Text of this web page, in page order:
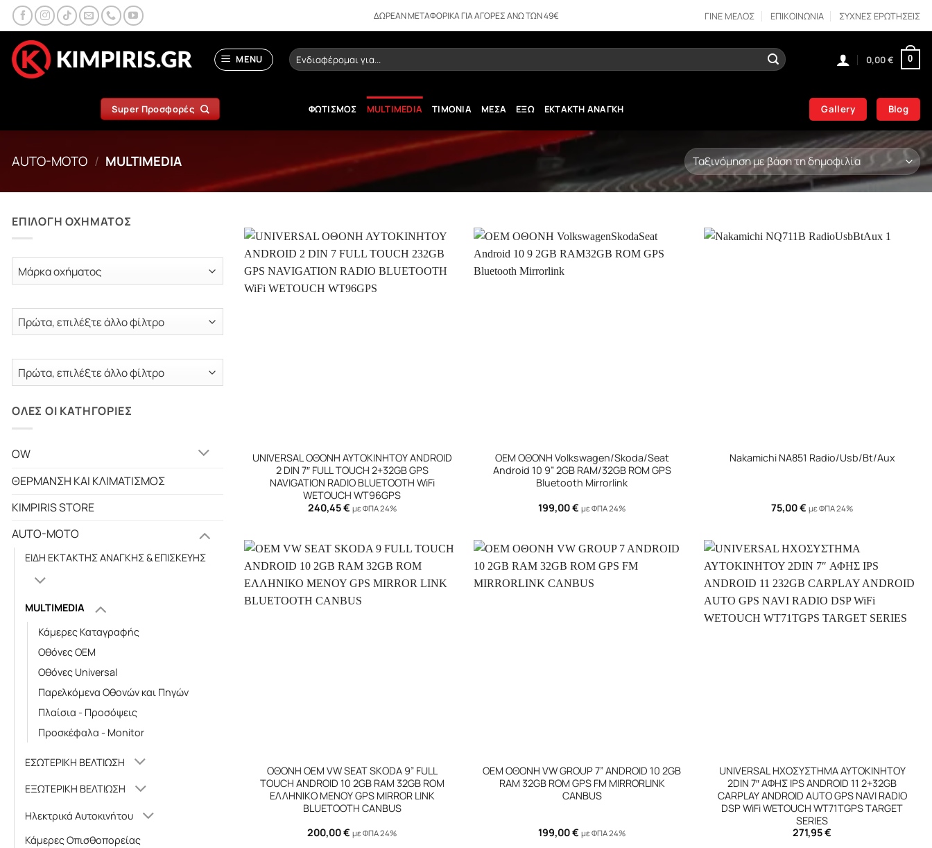
Μετάβαση
στο
περιεχόμενο
ΔΩΡΕΑΝ ΜΕΤΑΦΟΡΙΚΑ ΓΙΑ ΑΓΟΡΕΣ ΑΝΩ ΤΩΝ 49€ ΓΙΝΕ ΜΕΛΟΣ ΕΠΙΚΟΙΝΩΝΙΑ ΣΥΧΝΕΣ ΕΡΩΤΗΣΕΙΣ
MENU
Αναζήτηση
για:
0,00€ 0
Super Προσφορές ΦΩΤΙΣΜΟΣ MULTIMEDIA ΤΙΜΟΝΙΑ ΜΕΣΑ ΕΞΩ ΕΚΤΑΚΤΗ ΑΝΑΓΚΗ Gallery Blog
AUTO-MOTO / MULTIMEDIA
ΕΠΙΛΟΓΗ ΟΧΗΜΑΤΟΣ
ΟΛΕΣ ΟΙ ΚΑΤΗΓΟΡΙΕΣ
OW
ΘΕΡΜΑΝΣΗ ΚΑΙ ΚΛΙΜΑΤΙΣΜΟΣ
KIMPIRIS STORE
AUTO-MOTO
ΕΙΔΗ ΕΚΤΑΚΤΗΣ ΑΝΑΓΚΗΣ & ΕΠΙΣΚΕΥΗΣ
MULTIMEDIA
Κάμερες Καταγραφής
Οθόνες OEM
Οθόνες Universal
Παρελκόμενα Οθονών και Πηγών
Πλαίσια - Προσόψεις
Προσκέφαλα - Monitor
ΕΣΩΤΕΡΙΚΗ ΒΕΛΤΙΩΣΗ
ΕΞΩΤΕΡΙΚΗ ΒΕΛΤΙΩΣΗ
Ηλεκτρικά Αυτοκινήτου
Κάμερες Οπισθοπορείας
UNIVERSAL ΟΘΟΝΗ ΑΥΤΟΚΙΝΗΤΟΥ ANDROID
2 DIN 7″ FULL TOUCH 2+32GB GPS
NAVIGATION RADIO BLUETOOTH WiFi
WETOUCH WT96GPS
240,45€ με ΦΠΑ 24%
OEM ΟΘΟΝΗ Volkswagen/Skoda/Seat
Android 10 9” 2GB RAM/32GB ROM GPS
Bluetooth Mirrorlink
199,00€ με ΦΠΑ 24%
Nakamichi NA851 Radio/Usb/Bt/Aux
75,00€ με ΦΠΑ 24%
ΟΘΟΝΗ ΟΕΜ VW SEAT SKODA 9” FULL
TOUCH ANDROID 10 2GB RAM 32GB ROM
ΕΛΛΗΝΙΚΟ ΜΕΝΟΥ GPS MIRROR LINK
BLUETOOTH CANBUS
200,00€ με ΦΠΑ 24%
OEM ΟΘΟΝΗ VW GROUP 7” ANDROID 10 2GB
RAM 32GB ROM GPS FM MIRRORLINK
CANBUS
199,00€ με ΦΠΑ 24%
UNIVERSAL ΗΧΟΣΥΣΤΗΜΑ ΑΥΤΟΚΙΝΗΤΟΥ
2DIN 7″ ΑΦΗΣ IPS ANDROID 11 2+32GB
CARPLAY ANDROID AUTO GPS NAVI RADIO
DSP WiFi WETOUCH WT71TGPS TARGET
SERIES
271,95€